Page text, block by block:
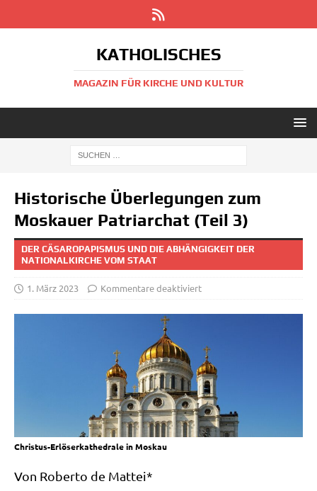
KATHOLISCHES
MAGAZIN FÜR KIRCHE UND KULTUR
Historische Überlegungen zum
Moskauer Patriarchat (Teil 3)
DER CÄSAROPAPISMUS UND DIE ABHÄNGIGKEIT DER
NATIONALKIRCHE VOM STAAT
1. März 2023 Kommentare deaktiviert
Christus-Erlöserkathedrale in Moskau
Von Rober­to de Mattei*